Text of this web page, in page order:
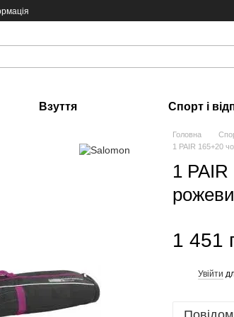
Взуття Спорт і
Головна
1 PAIR 165+20
1
1 451
Увійти